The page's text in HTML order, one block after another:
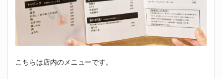
こちらは店内のメニューです。